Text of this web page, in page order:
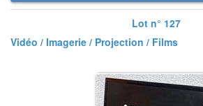
Lot n° 127
Vidéo / Imagerie / Projection / Films